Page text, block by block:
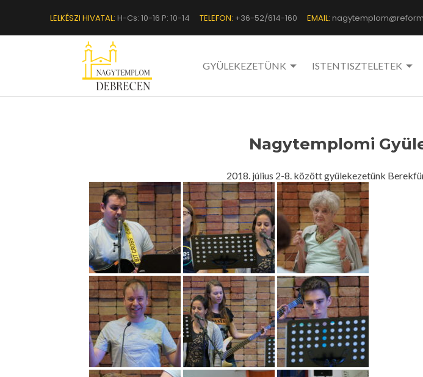
LELKÉSZI HIVATAL: H-Cs: 10-16 P: 10-14 TELEFON: +36-52/614-160 EMAIL:
GYÜLEKEZETÜNK ISTENTISZTELETEK
Nagytemplomi
2018. július 2-8. között gyülekezetünk